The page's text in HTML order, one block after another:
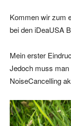
Kommen wir zum
bei den iDeaUSA
Mein erster
Jedoch muss man
NoiseCancelling